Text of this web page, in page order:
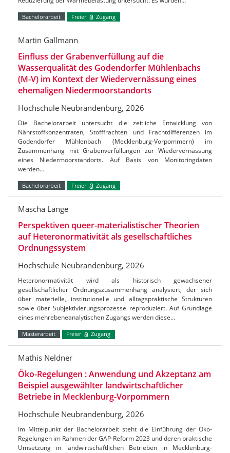
Bachelorarbeit Freier Zugang
Martin Gallmann
Einfluss der Grabenverfüllung auf die
Wasserqualität des Godendorfer Mühlenbachs
(M-V) im Kontext der Wiedervernässung eines
ehemaligen Niedermoorstandorts
Hochschule Neubrandenburg, 2026
Die Bachelorarbeit untersucht die zeitliche Entwicklung von
Nährstoffkonzentraten, Stofffrachten und Frachtdifferenzen im
Godendorfer Mühlenbach (Mecklenburg-Vorpommern) im
Zusammenhang mit Grabenverfüllungen zur Wiedervernässung
eines Niedermoorstandorts. Auf Basis von Monitoringdaten
werden…
Bachelorarbeit Freier Zugang
Mascha Lange
Perspektiven queer-materialistischer Theorien
auf Heteronormativität als gesellschaftliches
Ordnungssystem
Hochschule Neubrandenburg, 2026
Heteronormativität wird als historisch gewachsener
gesellschaftlicher Ordnungszusammenhang analysiert, der sich
über materielle, institutionelle und alltagspraktische Strukturen
sowie über Subjektivierungsprozesse reproduziert. Auf Grundlage
eines mehrebeneanalytischen Zugangs werden diese…
Masterarbeit Freier Zugang
Mathis Neldner
Öko-Regelungen : Anwendung und Akzeptanz am
Beispiel ausgewählter landwirtschaftlicher
Betriebe in Mecklenburg-Vorpommern
Hochschule Neubrandenburg, 2026
Im Mittelpunkt der Bachelorarbeit steht die Einführung der Öko-
Regelungen im Rahmen der GAP-Reform 2023 und deren praktische
Umsetzung in landwirtschaftlichen Betrieben in Mecklenburg-